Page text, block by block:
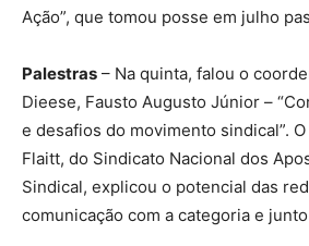
Ação”, que tomou posse em julho
Palestras – Na quinta, falou o
Dieese, Fausto Augusto Júnior –
e desafios do movimento sindical”.
Flaitt, do Sindicato Nacional dos
Sindical, explicou o potencial das
comunicação com a categoria e